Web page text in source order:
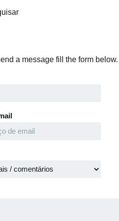
a message fill the form below.